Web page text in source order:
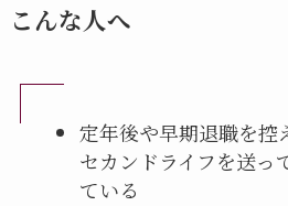
こんな人へ
定年後や早期退職を控
セカンドライフを送っ
ている